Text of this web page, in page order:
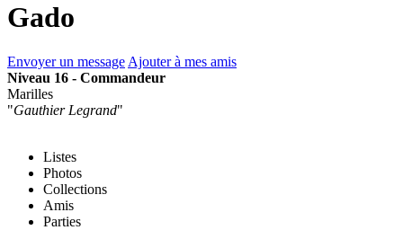
Gado
Envoyer un message Ajouter à mes amis
Niveau 16 - Commandeur
Marilles
"Gauthier Legrand"
Listes
Photos
Collections
Amis
Parties